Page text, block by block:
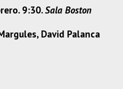
9:30.Sala Boston
David Palanca